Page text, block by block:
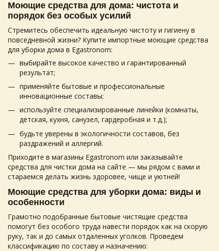
Моющие средства для дома: чистота и
порядок без особых усилий
Стремитесь обеспечить идеальную чистоту и гигиену в
повседневной жизни? Купите импортные моющие средства
для уборки дома в Egastronom:
выбирайте высокое качество и гарантированный
результат;
применяйте бытовые и профессиональные
инновационные составы;
используйте специализированные линейки (комнаты,
детская, кухня, санузел, гардеробная и т.д.);
будьте уверены в экологичности составов, без
раздражений и аллергий.
Приходите в магазины Egastronom или заказывайте
средства для чистки дома на сайте — мы рядом с вами и
стараемся делать жизнь здоровее, чище и уютней!
Моющие средства для уборки дома: виды и
особенности
Грамотно подобранные бытовые чистящие средства
помогут без особого труда навести порядок как на скорую
руку, так и до самых отдаленных уголков. Проведем
классификацию по составу и назначению: